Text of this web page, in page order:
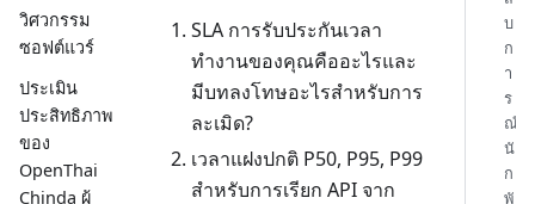
วิศวกรรม
ซอฟต์แวร์
ประเมิน
ประสิทธิภาพ
ของ
OpenThai
Chinda ผู้
SLA การรับประกันเวลา
ทำงานของคุณคืออะไรและ
มีบทลงโทษอะไรสำหรับการ
ละเมิด?
เวลาแฝงปกติ P50, P95, P99
สำหรับการเรียก API จาก
บ
ก
า
ร
ณ์
นั
ก
พั